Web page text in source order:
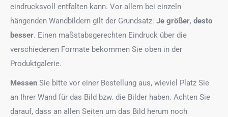
eindrucksvoll entfalten kann. Vor allem bei einzeln
hängenden Wandbildern gilt der Grundsatz: Je größer, desto
besser. Einen maßstabsgerechten Eindruck über die
verschiedenen Formate bekommen Sie oben in der
Produktgalerie.
Messen Sie bitte vor einer Bestellung aus, wieviel Platz Sie
an Ihrer Wand für das Bild bzw. die Bilder haben. Achten Sie
darauf, dass an allen Seiten um das Bild herum noch